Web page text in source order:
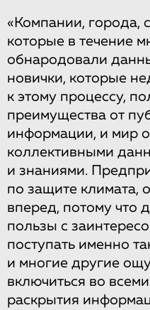
«Компании, города,
которые в течение
обнародовали
новички, которые
к этому процессу,
преимущества от
информации, и мир
коллективными
и знаниями.
по защите климата,
вперед, потому что
пользы с
поступать именно
и многие другие
включиться во
раскрытия